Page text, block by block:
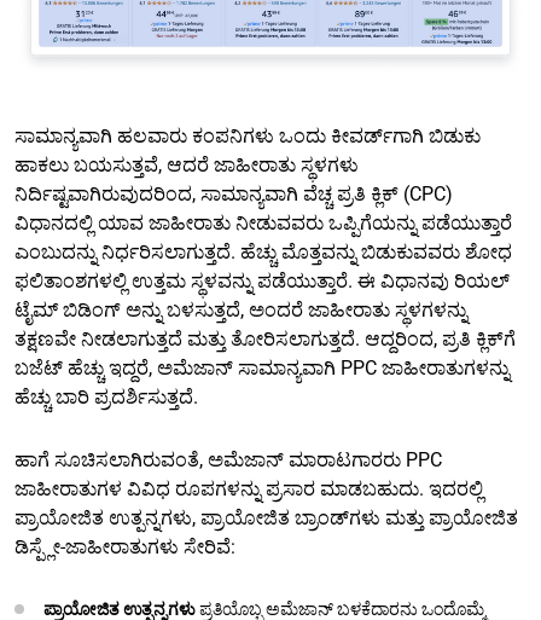
ಸಾಮಾನ್ಯವಾಗಿ ಹಲವಾರು ಕಂಪನಿಗಳು ಒಂದು ಕೀವರ್ಡ್‌ಗಾಗಿ ಬಿಡುಕು
ಹಾಕಲು ಬಯಸುತ್ತವೆ, ಆದರೆ ಜಾಹೀರಾತು ಸ್ಥಳಗಳು
ನಿರ್ದಿಷ್ಟವಾಗಿರುವುದರಿಂದ, ಸಾಮಾನ್ಯವಾಗಿ ವೆಚ್ಚ ಪ್ರತಿ ಕ್ಲಿಕ್ (CPC)
ವಿಧಾನದಲ್ಲಿ ಯಾವ ಜಾಹೀರಾತು ನೀಡುವವರು ಒಪ್ಪಿಗೆಯನ್ನು ಪಡೆಯುತ್ತಾರೆ
ಎಂಬುದನ್ನು ನಿರ್ಧರಿಸಲಾಗುತ್ತದೆ. ಹೆಚ್ಚು ಮೊತ್ತವನ್ನು ಬಿಡುಕುವವರು ಶೋಧ
ಫಲಿತಾಂಶಗಳಲ್ಲಿ ಉತ್ತಮ ಸ್ಥಳವನ್ನು ಪಡೆಯುತ್ತಾರೆ. ಈ ವಿಧಾನವು ರಿಯಲ್
ಟೈಮ್ ಬಿಡಿಂಗ್ ಅನ್ನು ಬಳಸುತ್ತದೆ, ಅಂದರೆ ಜಾಹೀರಾತು ಸ್ಥಳಗಳನ್ನು
ತಕ್ಷಣವೇ ನೀಡಲಾಗುತ್ತದೆ ಮತ್ತು ತೋರಿಸಲಾಗುತ್ತದೆ. ಆದ್ದರಿಂದ, ಪ್ರತಿ ಕ್ಲಿಕ್‌ಗೆ
ಬಜೆಟ್ ಹೆಚ್ಚು ಇದ್ದರೆ, ಅಮೆಜಾನ್ ಸಾಮಾನ್ಯವಾಗಿ PPC ಜಾಹೀರಾತುಗಳನ್ನು
ಹೆಚ್ಚು ಬಾರಿ ಪ್ರದರ್ಶಿಸುತ್ತದೆ.
ಹಾಗೆ ಸೂಚಿಸಲಾಗಿರುವಂತೆ, ಅಮೆಜಾನ್ ಮಾರಾಟಗಾರರು PPC
ಜಾಹೀರಾತುಗಳ ವಿವಿಧ ರೂಪಗಳನ್ನು ಪ್ರಸಾರ ಮಾಡಬಹುದು. ಇದರಲ್ಲಿ
ಪ್ರಾಯೋಜಿತ ಉತ್ಪನ್ನಗಳು, ಪ್ರಾಯೋಜಿತ ಬ್ರಾಂಡ್‌ಗಳು ಮತ್ತು ಪ್ರಾಯೋಜಿತ
ಡಿಸ್ಪ್ಲೇ-ಜಾಹೀರಾತುಗಳು ಸೇರಿವೆ:
ಪ್ರಾಯೋಜಿತ ಉತ್ಪನ್ನಗಳುಪ್ರತಿಯೊಬ್ಬ ಅಮೆಜಾನ್ ಬಳಕೆದಾರನು ಒಂದೊಮ್ಮೆ